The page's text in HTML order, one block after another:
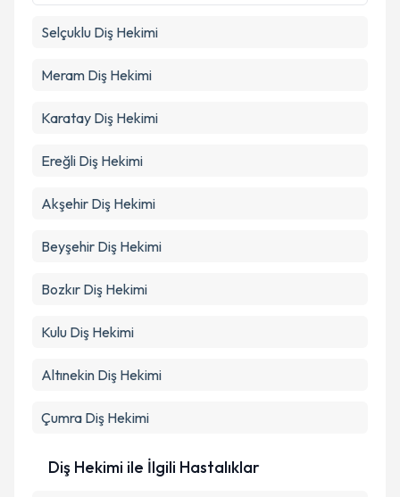
Selçuklu Diş Hekimi
Meram Diş Hekimi
Karatay Diş Hekimi
Ereğli Diş Hekimi
Akşehir Diş Hekimi
Beyşehir Diş Hekimi
Bozkır Diş Hekimi
Kulu Diş Hekimi
Altınekin Diş Hekimi
Çumra Diş Hekimi
Diş Hekimi ile İlgili Hastalıklar